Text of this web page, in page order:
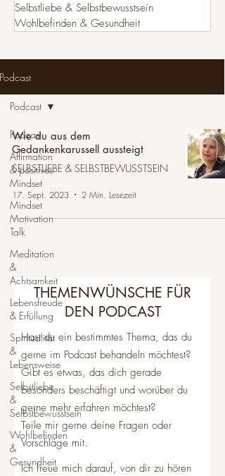
Selbstliebe & Selbstbewusstsein
Wohlbefinden & Gesundheit
Podcast
Podcast
Affirmation
& positives
Mindset
Mindset
Motivation
Talk
Meditation
&
Achtsamkeit
Lebensfreude
& Erfüllung
Spiritualität
&
Lebensweise
Selbstliebe
&
Selbstbewusstsein
Wohlbefinden
&
Gesundheit
Podcast
Wie du aus dem
Gedankenkarussell aussteigt
SELBSTLIEBE & SELBSTBEWUSSTSEIN
17. Sept. 2023 2 Min. Lesezeit
THEMENWÜNSCHE FÜR
DEN PODCAST
Hast du ein bestimmtes Thema, das du
gerne im Podcast behandeln möchtest?
Gibt es etwas, das dich gerade
besonders beschäftigt und worüber du
gerne mehr erfahren möchtest?
Teile mir gerne deine Fragen oder
Vorschläge mit.
Ich freue mich darauf, von dir zu hören